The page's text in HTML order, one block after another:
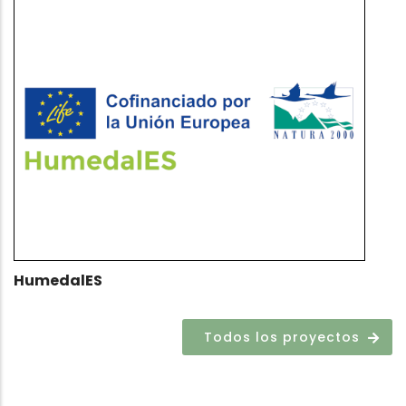
HumedalES
Todos los proyectos